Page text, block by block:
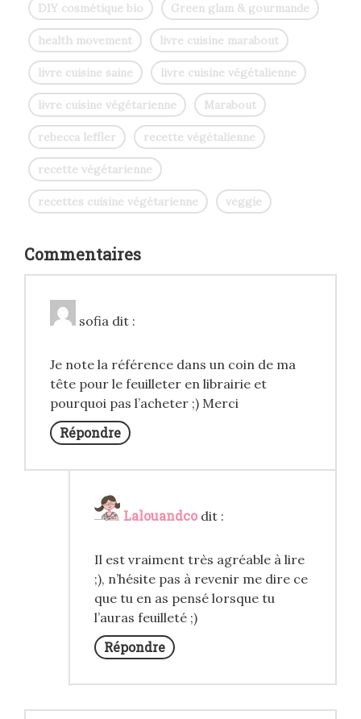
DIY cosmétique bio Green glam & gourmande
health movement livre cuisine marabout
livre cuisine saine livre cuisine végétalienne
livre cuisine végétarienne Marabout
rebecca leffler recette végétalienne
recette végétarienne
recettes cuisine végétarienne veggie
Commentaires
sofia dit :
Je note la référence dans un coin de ma
tête pour le feuilleter en librairie et
pourquoi pas l’acheter ;) Merci
Répondre
Lalouandco dit :
Il est vraiment très agréable à lire
;), n’hésite pas à revenir me dire ce
que tu en as pensé lorsque tu
l’auras feuilleté ;)
Répondre